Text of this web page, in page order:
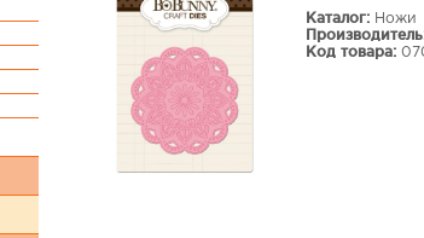
Каталог: Ножи
Код товара: